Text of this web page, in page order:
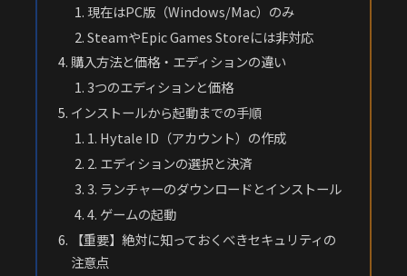
現在はPC版（Windows/Mac）のみ
SteamやEpic Games Storeには非対応
購入方法と価格・エディションの違い
3つのエディションと価格
インストールから起動までの手順
1. Hytale ID（アカウント）の作成
2. エディションの選択と決済
3. ランチャーのダウンロードとインストール
4. ゲームの起動
【重要】絶対に知っておくべきセキュリティの
注意点